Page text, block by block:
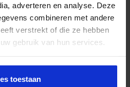
adverteren en analyse. Deze
combineren met andere
verstrekt of die ze hebben
gebruik van hun services.
toestaan
over betere hulp en
en gezinnen